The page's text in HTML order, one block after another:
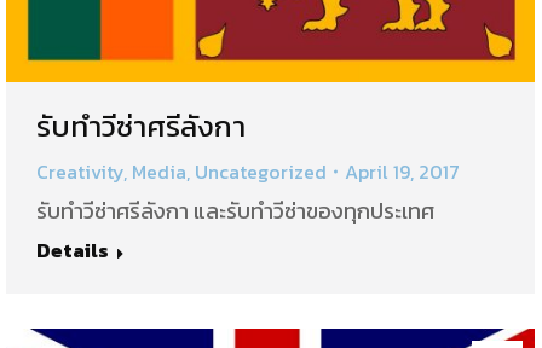
รับทำวีซ่าศรีลังกา
Creativity, Media, Uncategorized April 19, 2017
รับทำวีซ่าศรีลังกา และรับทำวีซ่าของทุกประเทศ
Details